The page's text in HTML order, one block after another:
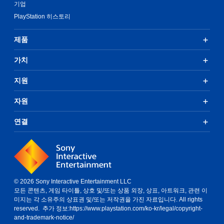
기업
PlayStation 히스토리
제품
가치
지원
자원
연결
© 2026 Sony Interactive Entertainment LLC
모든 콘텐츠, 게임 타이틀, 상호 및/또는 상품 외장, 상표, 아트워크, 관련 이
미지는 각 소유주의 상표권 및/또는 저작권을 가진 자료입니다. All rights
reserved. 추가 정보:https://www.playstation.com/ko-kr/legal/copyright-
and-trademark-notice/